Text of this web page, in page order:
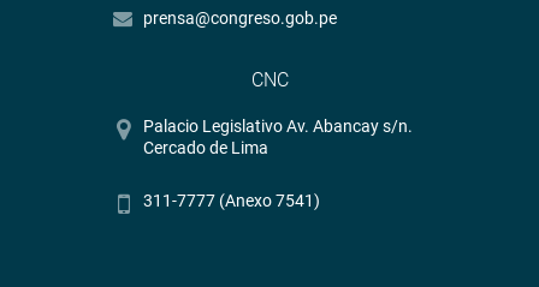
prensa@congreso.gob.pe
CNC
Palacio Legislativo Av. Abancay s/n.
Cercado de Lima
311-7777 (Anexo 7541)